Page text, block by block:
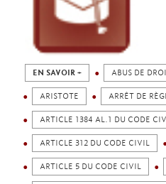
EN SAVOIR + ABUS DE
ARISTOTE ARRÊT DE
ARTICLE 1384 AL.1 DU CODE
ARTICLE 312 DU CODE CIVIL
ARTICLE 5 DU CODE CIVIL